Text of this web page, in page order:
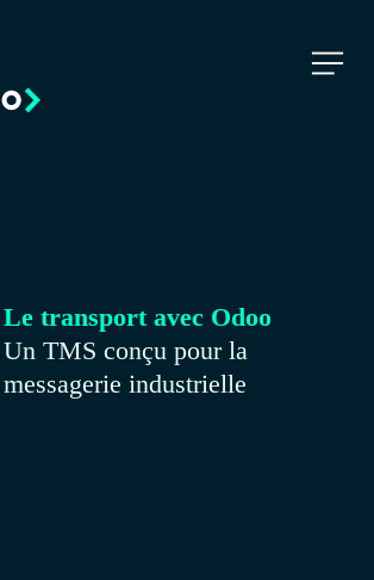
Le transport avec Odoo
Un TMS conçu pour la
messagerie industrielle